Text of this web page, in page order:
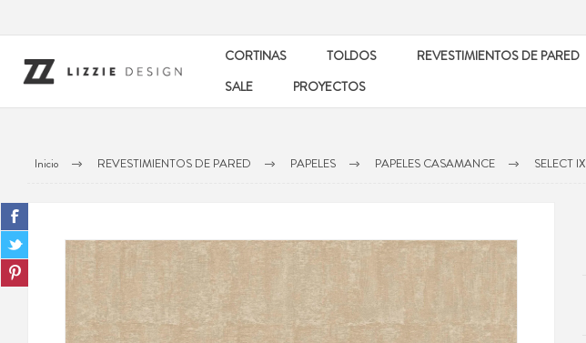
CORTINAS TOLDOS REVESTIMIENTOS DE PARED
SALE
PROYECTOS
Inicio REVESTIMIENTOS DE PARED PAPELES PAPELES CASAMANCE SELECT IX